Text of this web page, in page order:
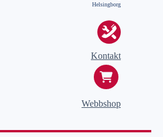
Helsingborg
Kontakt
Webbshop